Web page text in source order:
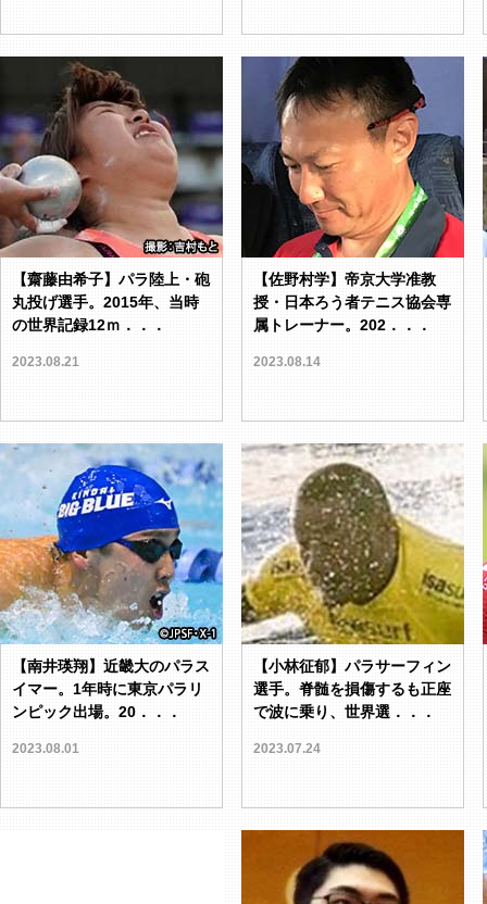
【齋藤由希子】パラ陸上・砲
丸投げ選手。2015年、当時
の世界記録12ｍ．．．
2023.08.21
【佐野村学】帝京大学准教
授・日本ろう者テニス協会専
属トレーナー。202．．．
2023.08.14
【南井瑛翔】近畿大のパラス
イマー。1年時に東京パラリ
ンピック出場。20．．．
2023.08.01
【小林征郁】パラサーフィン
選手。脊髄を損傷するも正座
で波に乗り、世界選．．．
2023.07.24